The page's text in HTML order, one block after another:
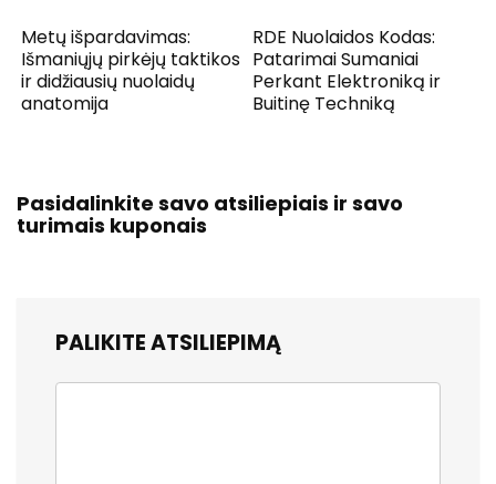
Metų išpardavimas:
Išmaniųjų pirkėjų taktikos
ir didžiausių nuolaidų
anatomija
RDE Nuolaidos Kodas:
Patarimai Sumaniai
Perkant Elektroniką ir
Buitinę Techniką
Pasidalinkite savo atsiliepiais ir savo
turimais kuponais
PALIKITE ATSILIEPIMĄ